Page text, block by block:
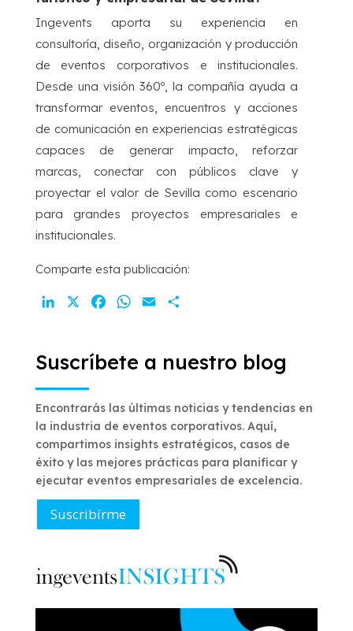
Ingevents aporta su experiencia en
consultoría, diseño, organización y producción
de eventos corporativos e institucionales.
Desde una visión 360º, la compañía ayuda a
transformar eventos, encuentros y acciones
de comunicación en experiencias estratégicas
capaces de generar impacto, reforzar
marcas, conectar con públicos clave y
proyectar el valor de Sevilla como escenario
para grandes proyectos empresariales e
institucionales.
Comparte esta publicación:
LinkedIn Facebook
WhatsApp
Email
Suscríbete a nuestro blog
Encontrarás las últimas noticias y tendencias en
la industria de eventos corporativos. Aquí,
compartimos insights estratégicos, casos de
éxito y las mejores prácticas para planificar y
ejecutar eventos empresariales de excelencia.
Suscribírme